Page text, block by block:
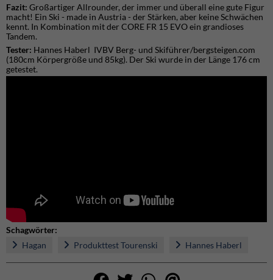
Fazit: Großartiger Allrounder, der immer und überall eine gute Figur
macht! Ein Ski - made in Austria - der Stärken, aber keine Schwächen
kennt. In Kombination mit der CORE FR 15 EVO ein grandioses
Tandem.
Tester: Hannes Haberl IVBV Berg- und Skiführer/bergsteigen.com
(180cm Körpergröße und 85kg). Der Ski wurde in der Länge 176 cm
getestet.
Schagwörter:
Hagan
Produkttest Tourenski Hannes Haberl